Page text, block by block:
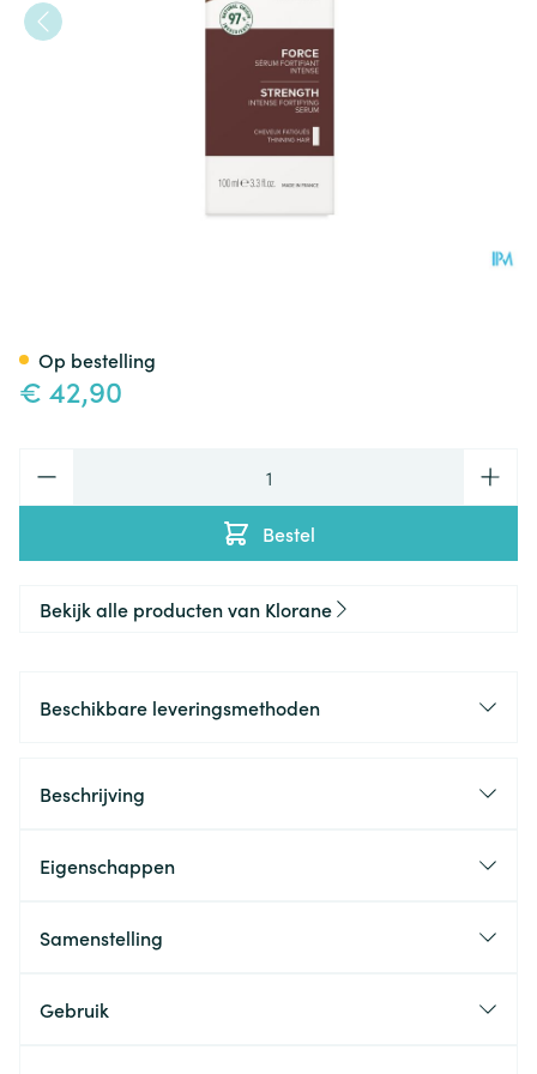
€ 42,90
Bestel
Op bestelling
Bekijk alle producten van Klorane
Beschikbare leveringsmethoden
Beschrijving
Eigenschappen
Samenstelling
Gebruik